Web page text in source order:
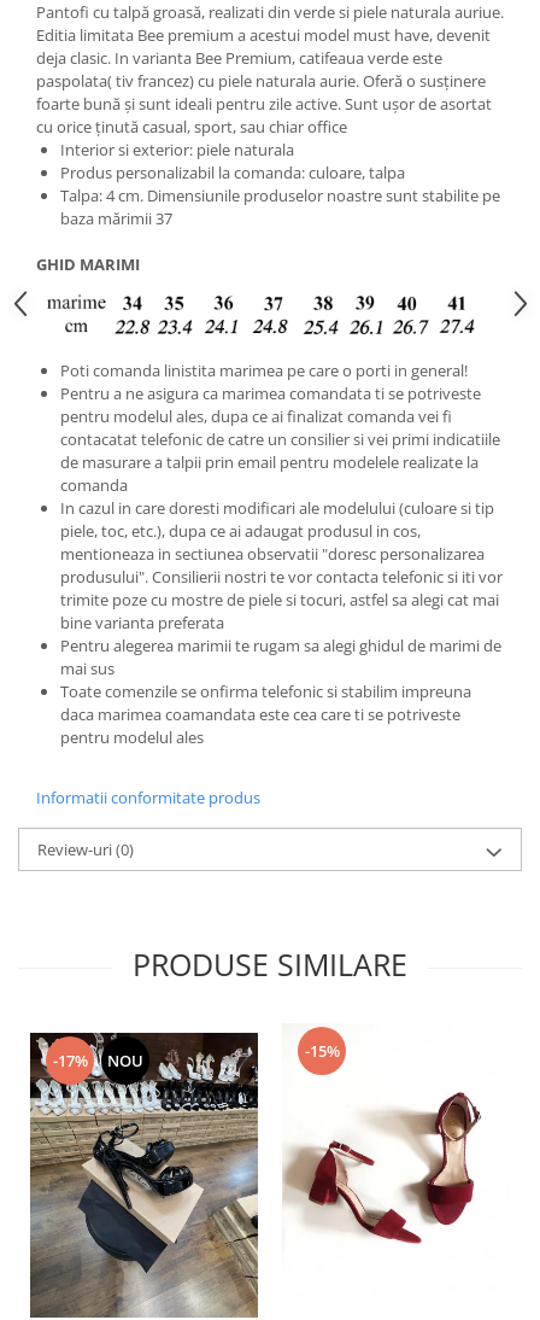
Pantofi cu talpă groasă, realizati din verde si piele naturala auriue.
Editia limitata Bee premium a acestui model must have, devenit
deja clasic. In varianta Bee Premium, catifeaua verde este
paspolata( tiv francez) cu piele naturala aurie. Oferă o susținere
foarte bună și sunt ideali pentru zile active. Sunt ușor de asortat
cu orice ținută casual, sport, sau chiar office
Interior si exterior: piele naturala
Produs personalizabil la comanda: culoare, talpa
Talpa: 4 cm. Dimensiunile produselor noastre sunt stabilite pe
baza mărimii 37
GHID MARIMI
Poti comanda linistita marimea pe care o porti in general!
Pentru a ne asigura ca marimea comandata ti se potriveste
pentru modelul ales, dupa ce ai finalizat comanda vei fi
contacatat telefonic de catre un consilier si vei primi indicatiile
de masurare a talpii prin email pentru modelele realizate la
comanda
In cazul in care doresti modificari ale modelului (culoare si tip
piele, toc, etc.), dupa ce ai adaugat produsul in cos,
mentioneaza in sectiunea observatii "doresc personalizarea
produsului". Consilierii nostri te vor contacta telefonic si iti vor
trimite poze cu mostre de piele si tocuri, astfel sa alegi cat mai
bine varianta preferata
Pentru alegerea marimii te rugam sa alegi ghidul de marimi de
mai sus
Toate comenzile se onfirma telefonic si stabilim impreuna
daca marimea coamandata este cea care ti se potriveste
pentru modelul ales
Informatii conformitate produs
Review-uri(0)
PRODUSE SIMILARE
-17% NOU -15%